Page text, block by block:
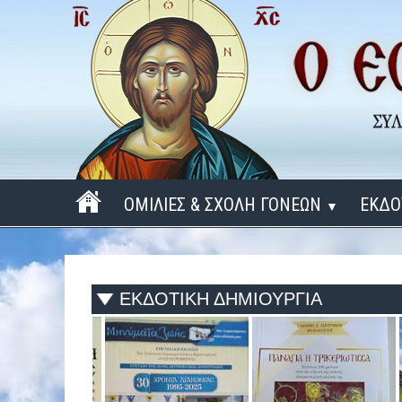
ΟΜΙΛΙΕΣ & ΣΧΟΛΗ ΓΟΝΕΩΝ ▼
ΠΕΡΙΟΔΟΣ 2025 - 2026
ΠΕΡΙΟΔΟΣ 2024 - 2025
ΠΕΡΙΟΔΟΣ 2023 - 2024
ΠΕΡΙΟΔΟΣ 2022 - 2023
ΕΚΔΟΤΙΚΗ ΔΗΜΙΟΥΡΓΙΑ